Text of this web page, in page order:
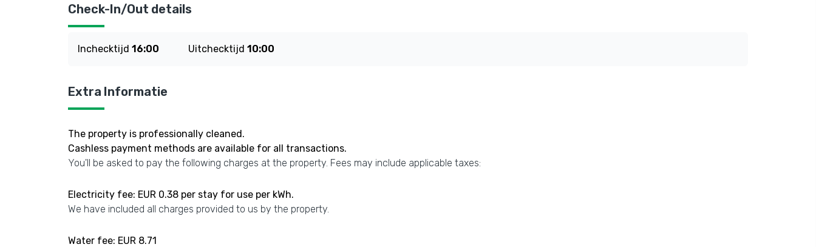
Check-In/Out details
Inchecktijd 16:00 Uitchecktijd 10:00
Extra Informatie
The property is professionally cleaned.
Cashless payment methods are available for all transactions.
You'll be asked to pay the following charges at the property. Fees may include applicable taxes:
Electricity fee: EUR 0.38 per stay for use per kWh.
We have included all charges provided to us by the property.
Water fee: EUR 8.71